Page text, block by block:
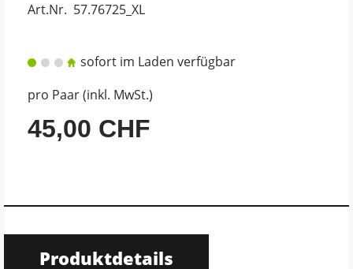
Art.Nr. 57.76725_XL
sofort im Laden verfügbar
pro Paar (inkl. MwSt.)
45,00 CHF
Produktdetails